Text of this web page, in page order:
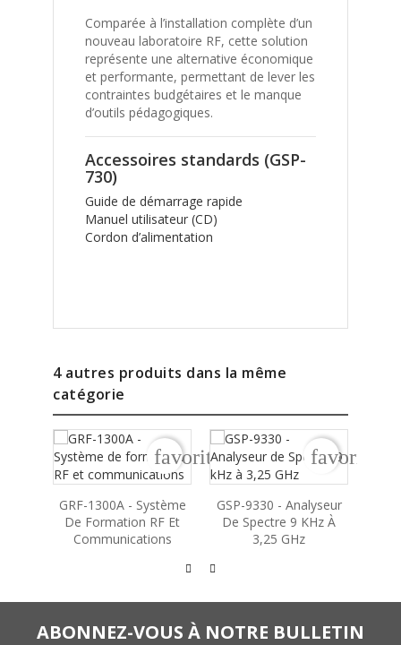
Comparée à l’installation complète d’un
nouveau laboratoire RF, cette solution
représente une alternative économique
et performante, permettant de lever les
contraintes budgétaires et le manque
d’outils pédagogiques.
Accessoires standards (GSP-
730)
Guide de démarrage rapide
Manuel utilisateur (CD)
Cordon d’alimentation
4 autres produits dans la même
catégorie
GRF-1300A - Système
De Formation RF Et
Communications
favorite_border
GSP-9330 - Analyseur
De Spectre 9 KHz À
3,25 GHz
ABONNEZ-VOUS À NOTRE BULLETIN